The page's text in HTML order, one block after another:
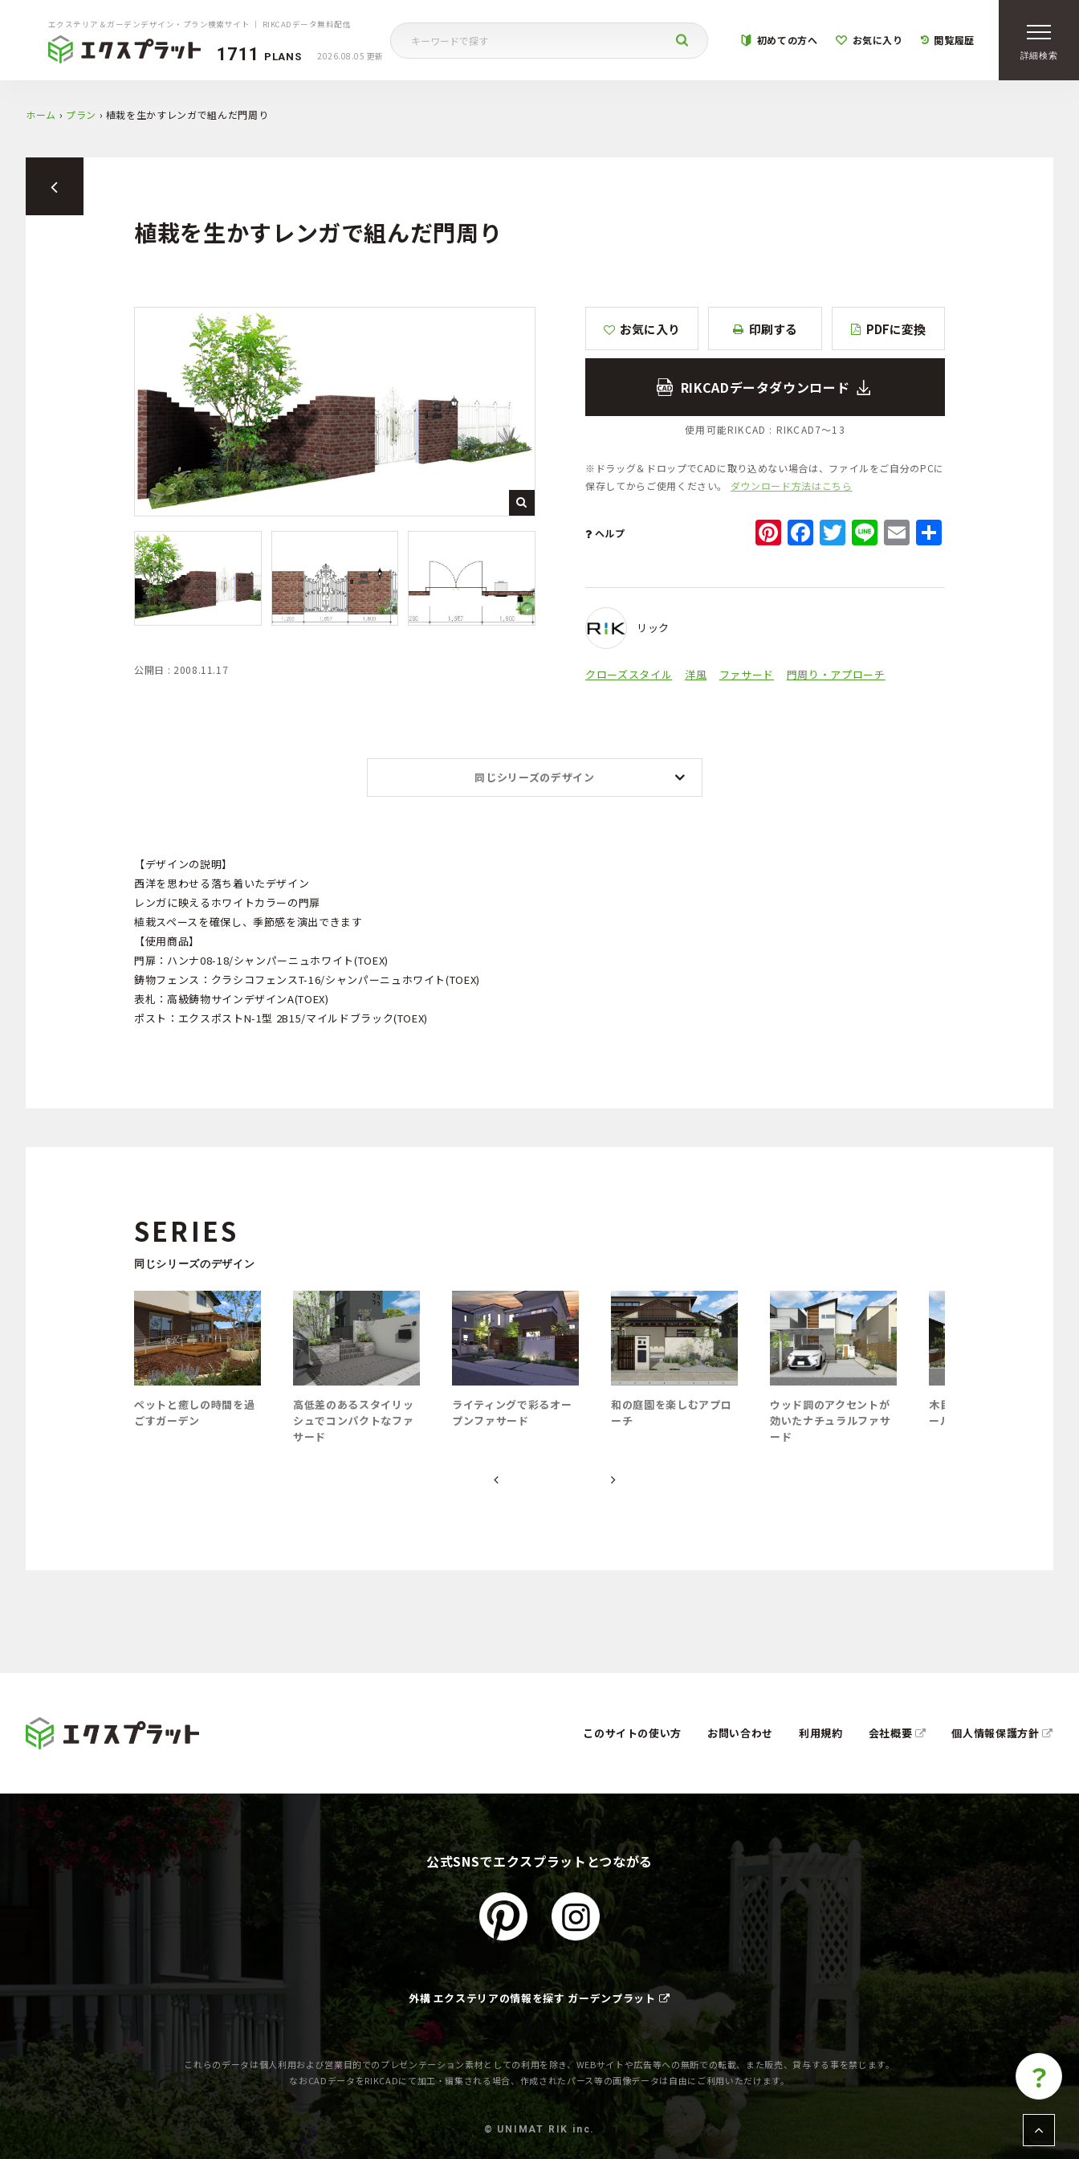
詳細検索
エクステリア＆ガーデンデザイン・プラン検索サイト ｜ RIKCADデータ無料配信
1711 PLANS 2026.08.05 更新
初めての方へ お気に入り 閲覧履歴
ホーム › プラン › 植栽を生かすレンガで組んだ門周り
植栽を生かすレンガで組んだ門周り
公開日 : 2008.11.17
お気に入り 印刷する PDFに変換
RIKCADデータダウンロード
使用可能RIKCAD : RIKCAD7～13
※ドラッグ＆ドロップでCADに取り込めない場合は、ファイルをご自分のPCに
保存してからご使用ください。 ダウンロード方法はこちら
ヘルプ Pinterest
Facebook
Twitter
LineEmail
リック
クローズスタイル 洋風 ファサード 門周り・アプローチ
同じシリーズのデザイン
【デザインの説明】
西洋を思わせる落ち着いたデザイン
レンガに映えるホワイトカラーの門扉
植栽スペースを確保し、季節感を演出できます
【使用商品】
門扉：ハンナ08-18/シャンパーニュホワイト(TOEX)
鋳物フェンス：クラシコフェンスT-16/シャンパーニュホワイト(TOEX)
表札：高級鋳物サインデザインA(TOEX)
ポスト：エクスポストN-1型 2B15/マイルドブラック(TOEX)
SERIES
同じシリーズのデザイン
ペットと癒しの時間を過
ごすガーデン
高低差のあるスタイリッ
シュでコンパクトなファ
サード
ライティングで彩るオー
プンファサード
和の庭園を楽しむアプロ
ーチ
ウッド調のアクセントが
効いたナチュラルファサ
ード
木目の門柱が引き立つク
ールなファサード
このサイトの使い方 お問い合わせ 利用規約 会社概要 個人情報保護方針
公式SNSでエクスプラットとつながる
外構 エクステリアの情報を探す ガーデンプラット
これらのデータは個人利用および営業目的でのプレゼンテーション素材としての利用を除き、WEBサイトや広告等への無断での転載、また販売、貸与する事を禁じます。
なおCADデータをRIKCADにて加工・編集される場合、作成されたパース等の画像データは自由にご利用いただけます。
© UNIMAT RIK inc.
？